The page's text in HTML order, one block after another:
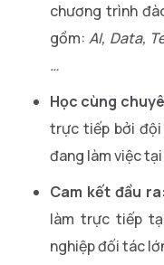
chương trình
gồm:AI, Data,
…
Học cùng
trực tiếp bởi đội
đang làm việc tại
Cam kết đầu ra:
làm trực tiếp
nghiệp đối tác